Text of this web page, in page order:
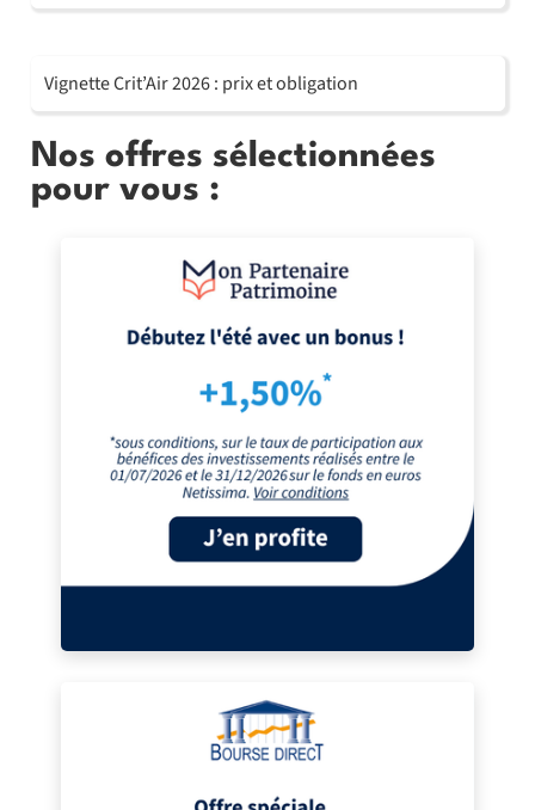
Vignette Crit’Air 2026 : prix et obligation
Nos offres sélectionnées
pour vous :